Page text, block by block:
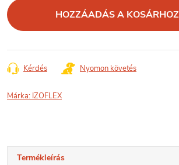
HOZZÁADÁS A KOSÁRHOZ
Kérdés Nyomon követés
Márka: IZOFLEX
Termékleírás